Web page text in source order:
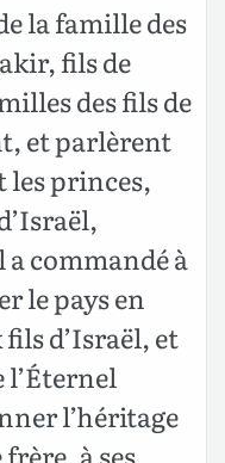
la famille des
fils de
des fils de
et parlèrent
les princes,
a commandé à
le pays en
d’Israël, et
l’Éternel
l’héritage
à ses